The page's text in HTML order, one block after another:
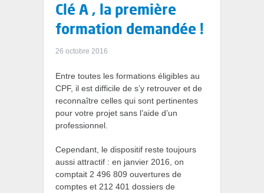
Clé A , la première
formation demandée !
26 octobre 2016
Entre toutes les formations éligibles au
CPF, il est difficile de s’y retrouver et de
reconnaître celles qui sont pertinentes
pour votre projet sans l’aide d’un
professionnel.
Cependant, le dispositif reste toujours
aussi attractif : en janvier 2016, on
comptait 2 496 809 ouvertures de
comptes et 212 401 dossiers de